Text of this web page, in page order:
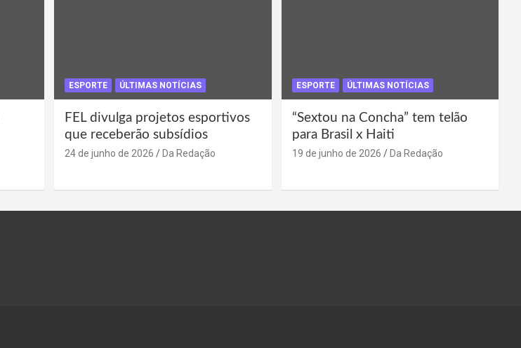
ESPORTE ÚLTIMAS NOTÍCIAS
FEL divulga projetos esportivos
que receberão subsídios
24 de junho de 2026 Da Redação
ESPORTE ÚLTIMAS NOTÍCIAS
“Sextou na Concha” tem telão
para Brasil x Haiti
19 de junho de 2026 Da Redação